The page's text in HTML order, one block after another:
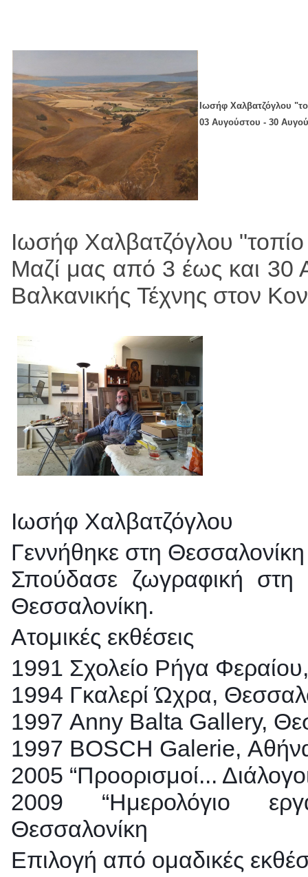
Ιωσήφ Χαλβατζόγλου
03 Αυγούστου - 30
Ιωσήφ Χαλβατζόγλου
Μαζί μας από 3 έως και 30
Βαλκανικής Τέχνης στον
Ιωσήφ Χαλβατζόγλου
Γεννήθηκε στη
Σπούδασε ζωγραφική
Θεσσαλονίκη.
Ατομικές εκθέσεις
1991 Σχολείο Ρήγα
1994 Γκαλερί Ώχρα,
1997 Anny Balta Gallery,
1997 BOSCH Galerie,
2005 “Προορισμοί...
2009 “Ημερολόγιο
Θεσσαλονίκη
Επιλογή από ομαδικές